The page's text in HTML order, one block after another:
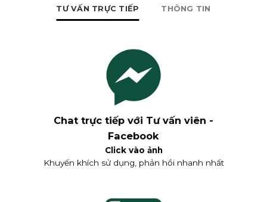
TƯ VẤN TRỰC TIẾP THÔNG TIN
Chat trực tiếp với Tư vấn viên -
Facebook
Click vào ảnh
Khuyến khích sử dụng, phản hồi nhanh nhất